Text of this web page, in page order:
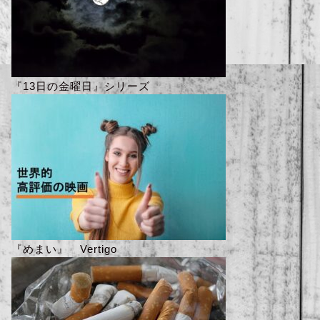
『13日の金曜日』シリーズ
『めまい』 Vertigo